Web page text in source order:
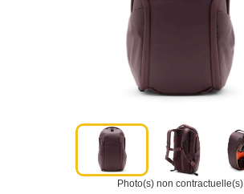
Photo(s) non contractuelle(s)